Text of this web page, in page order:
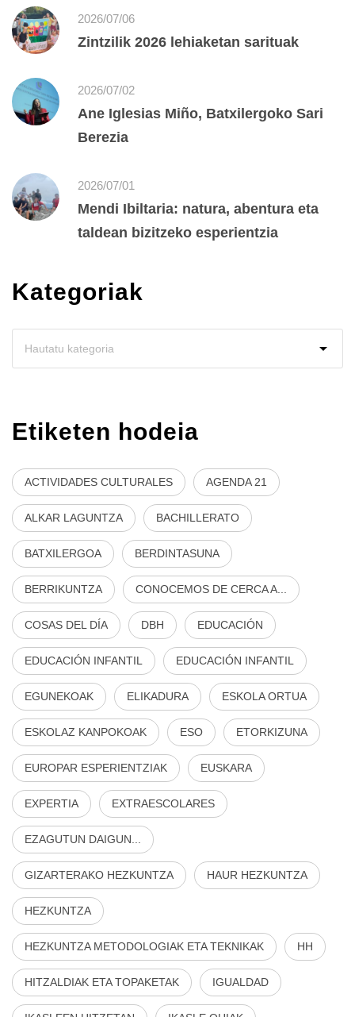
2026/07/06
Zintzilik 2026 lehiaketan sarituak
2026/07/02
Ane Iglesias Miño, Batxilergoko Sari
Berezia
2026/07/01
Mendi Ibiltaria: natura, abentura eta
taldean bizitzeko esperientzia
Kategoriak
Etiketen hodeia
ACTIVIDADES CULTURALES AGENDA 21
ALKAR LAGUNTZA BACHILLERATO
BATXILERGOA BERDINTASUNA
BERRIKUNTZA CONOCEMOS DE CERCA A...
COSAS DEL DÍA DBH EDUCACIÓN
EDUCACIÓN INFANTIL EDUCACIÓN INFANTIL
EGUNEKOAK ELIKADURA ESKOLA ORTUA
ESKOLAZ KANPOKOAK ESO ETORKIZUNA
EUROPAR ESPERIENTZIAK EUSKARA
EXPERTIA EXTRAESCOLARES
EZAGUTUN DAIGUN...
GIZARTERAKO HEZKUNTZA HAUR HEZKUNTZA
HEZKUNTZA
HEZKUNTZA METODOLOGIAK ETA TEKNIKAK HH
HITZALDIAK ETA TOPAKETAK IGUALDAD